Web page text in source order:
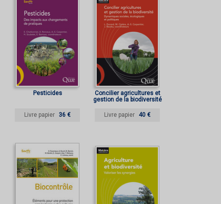
Pesticides
Livre papier 36 €
Concilier agricultures et
gestion de la biodiversité
Livre papier 40 €